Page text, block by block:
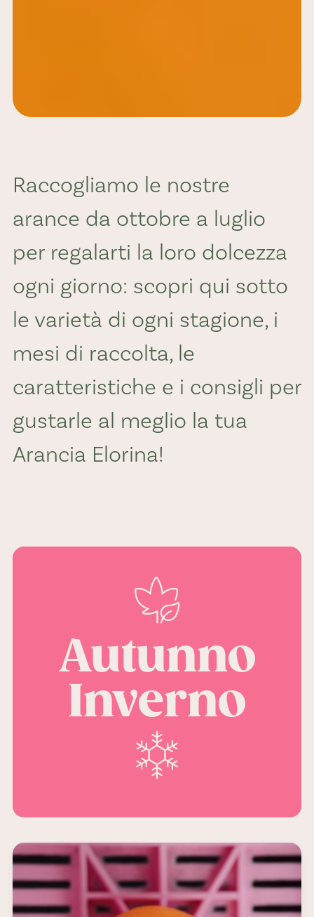
Raccogliamo le nostre
arance da ottobre a luglio
per regalarti la loro dolcezza
ogni giorno: scopri qui sotto
le varietà di ogni stagione, i
mesi di raccolta, le
caratteristiche e i consigli per
gustarle al meglio la tua
Arancia Elorina!
Autunno
Inverno